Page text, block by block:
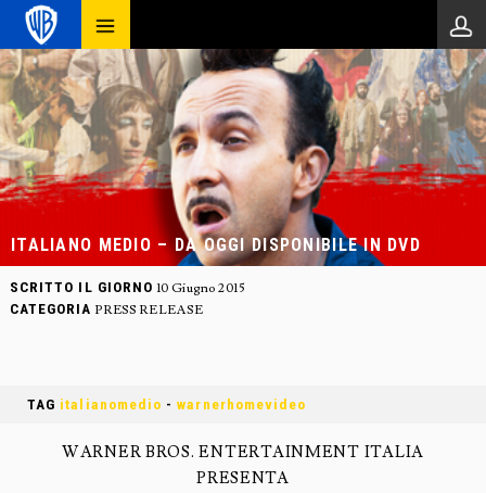
ITALIANO MEDIO – DA OGGI DISPONIBILE IN DVD
SCRITTO IL GIORNO 10 Giugno 2015
CATEGORIA PRESS RELEASE
TAG italianomedio -warnerhomevideo
WARNER BROS. ENTERTAINMENT ITALIA
PRESENTA